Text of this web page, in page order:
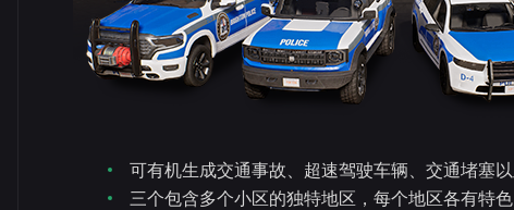
可有机生成交通事故、超速驾驶车辆、交通堵塞
三个包含多个小区的独特地区，每个地区各有特色